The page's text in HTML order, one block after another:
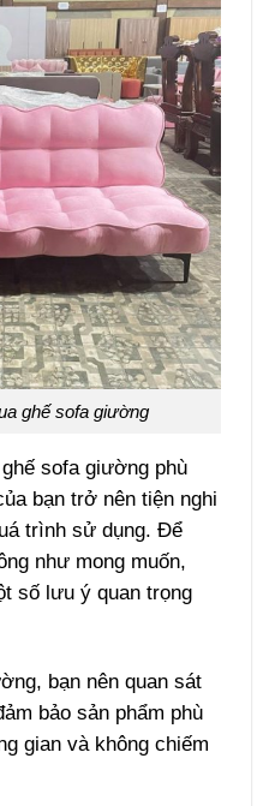
ghế sofa giường
sofa giường phù
bạn trở nên tiện nghi
trình sử dụng. Để
như mong muốn,
số lưu ý quan trọng
bạn nên quan sát
bảo sản phẩm phù
gian và không chiếm